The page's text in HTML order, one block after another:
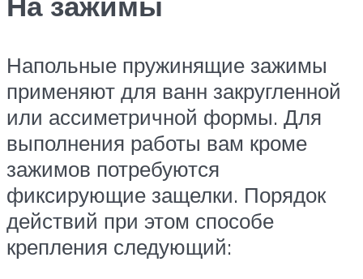
Напольные пружинящие зажимы
применяют для ванн закругленной
или ассиметричной формы. Для
выполнения работы вам кроме
зажимов потребуются
фиксирующие защелки. Порядок
действий при этом способе
крепления следующий: